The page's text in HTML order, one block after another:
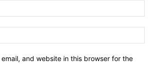
email, and website in this browser for the